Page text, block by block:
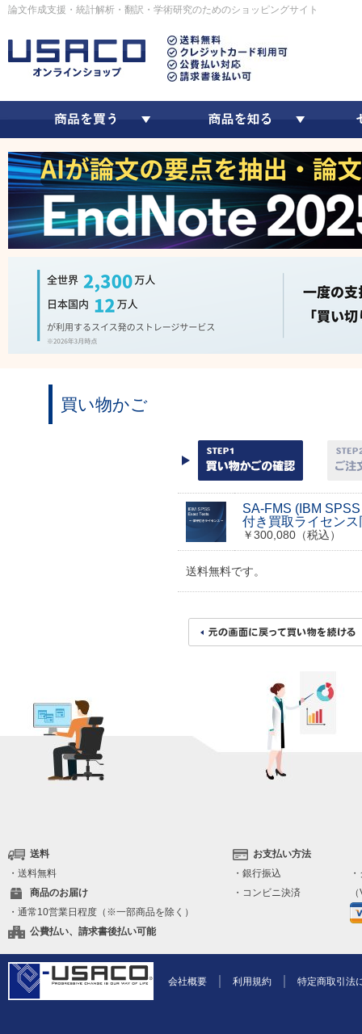
論文作成支援・統計解析・翻訳・学術研究のためのショッピングサイト
買い物かご
SA-FMS (IBM
付き買取ライセンス
￥300,080（税込）
送料無料です。
送料
・送料無料
商品のお届け
・通常10営業日程度（※一部商品を除く）
公費払い、請求書後払い可能
お支払い方法
・銀行振込
・コンビニ決済
会社概要 利用規約 特定商取引法